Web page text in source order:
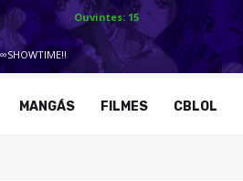
MANGÁS FILMES CBLOL